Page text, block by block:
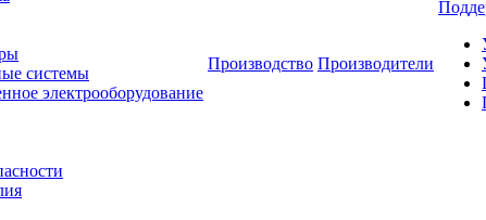
системы
электрооборудование
Производство Производители